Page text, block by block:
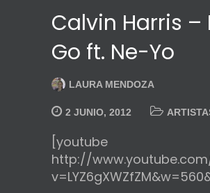
Calvin Harris –
Go ft. Ne-Yo
LAURA MENDOZA
2 JUNIO, 2012
[youtube
http://